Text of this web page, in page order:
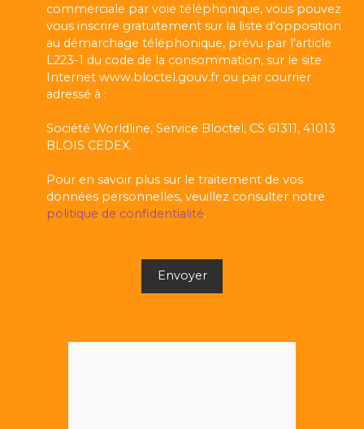
commerciale par voie téléphonique, vous pouvez
vous inscrire gratuitement sur la liste d'opposition
au démarchage téléphonique, prévu par l'article
L223-1 du code de la consommation, sur le site
Internet www.bloctel.gouv.fr ou par courrier
adressé à :
Société Worldline, Service Bloctel, CS 61311, 41013
BLOIS CEDEX.
Pour en savoir plus sur le traitement de vos
données personnelles, veuillez consulter notre
politique de confidentialité.
Envoyer